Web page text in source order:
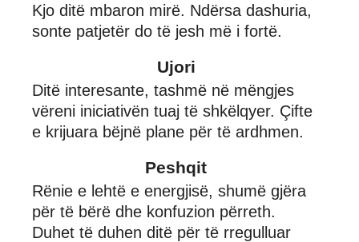
Kjo ditë mbaron mirë. Ndërsa dashuria,
sonte patjetër do të jesh më i fortë.
Ujori
Ditë interesante, tashmë në mëngjes
vëreni iniciativën tuaj të shkëlqyer. Çifte
e krijuara bëjnë plane për të ardhmen.
Peshqit
Rënie e lehtë e energjisë, shumë gjëra
për të bërë dhe konfuzion përreth.
Duhet të duhen ditë për të rregulluar